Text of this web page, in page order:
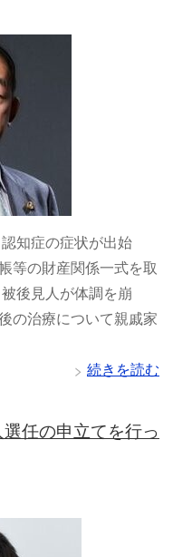
知症の症状が出始
等の財産関係一式を取
後見人が体調を崩
の治療について親戚家
続きを読む
任の申立てを行っ